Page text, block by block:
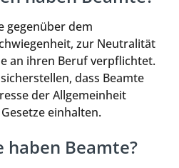
gegenüber dem
zur Neutralität
an ihren Beruf verpflichtet.
dass Beamte
der Allgemeinheit
einhalten.
haben Beamte?